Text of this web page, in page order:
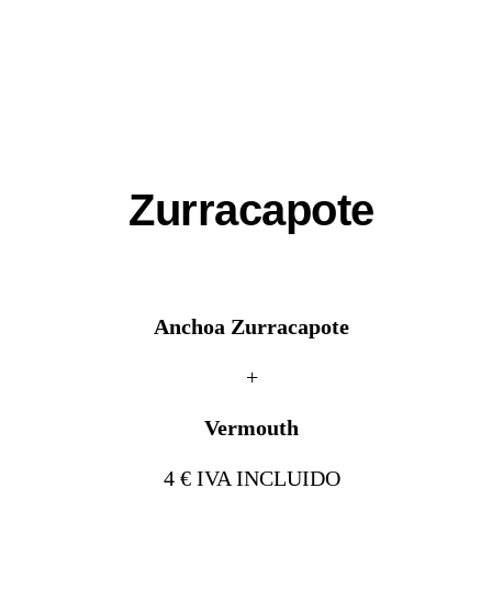
Zurracapote
Anchoa Zurracapote
+
Vermouth
4 € IVA INCLUIDO